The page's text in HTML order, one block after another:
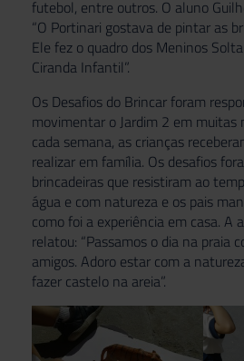
futebol, entre outros. O aluno
“O Portinari gostava de pintar as
Ele fez o quadro dos Meninos
Ciranda Infantil”.
Os Desafios do Brincar foram
movimentar o Jardim 2 em muitas
cada semana, as crianças
realizar em família. Os desafios
brincadeiras que resistiram ao
água e com natureza e os pais
como foi a experiência em casa. A
relatou: “Passamos o dia na praia
amigos. Adoro estar com a
fazer castelo na areia”.